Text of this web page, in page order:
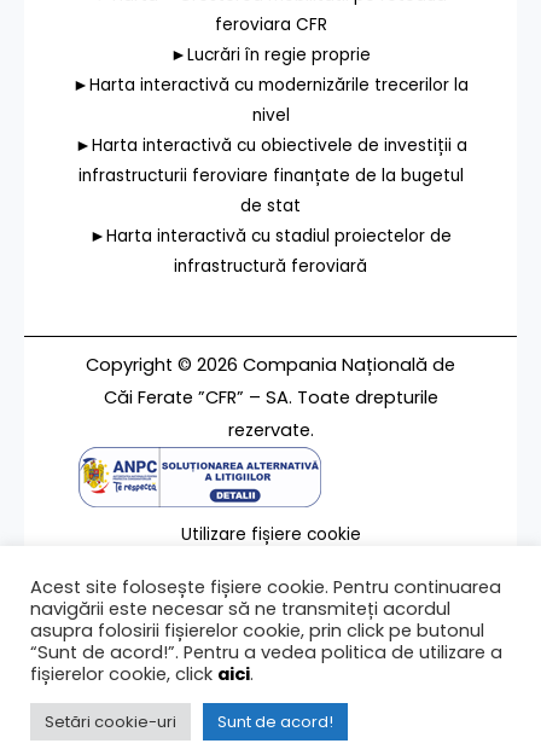
feroviara CFR
►Lucrări în regie proprie
►Harta interactivă cu modernizările trecerilor la
nivel
►Harta interactivă cu obiectivele de investiții a
infrastructurii feroviare finanțate de la bugetul
de stat
►Harta interactivă cu stadiul proiectelor de
infrastructură feroviară
Copyright © 2026 Compania Națională de
Căi Ferate ”CFR” – SA. Toate drepturile
rezervate.
Utilizare fișiere cookie
Contact
Ultima modificare a paginii 05/03/2023
Acest site folosește fișiere cookie. Pentru continuarea
navigării este necesar să ne transmiteți acordul
asupra folosirii fișierelor cookie, prin click pe butonul
“Sunt de acord!”. Pentru a vedea politica de utilizare a
fișierelor cookie, click aici.
Setări cookie-uri Sunt de acord!